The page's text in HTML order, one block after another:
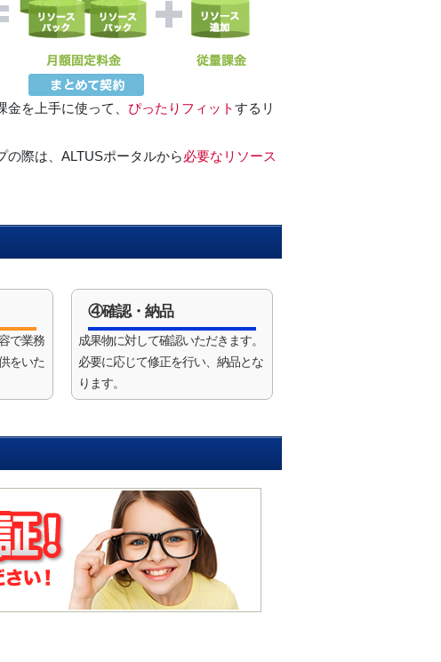
金を上手に使って、 ぴったりフィットするリ
の際は、ALTUSポータルから必要なリソース
で業務
をいた
④確認・納品
成果物に対して確認いただきます。
必要に応じて修正を行い、納品とな
ります。